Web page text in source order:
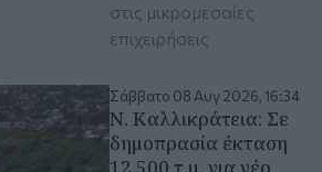
στις μικρομεσαίες
επιχειρήσεις
Σάββατο 08 Αυγ 2026, 16:34
Ν. Καλλικράτεια: Σε
δημοπρασία έκταση